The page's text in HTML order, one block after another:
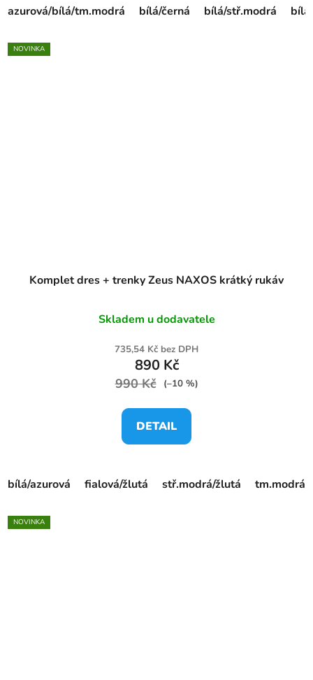
azurová/bílá/tm.modrá bílá/černá bílá/stř.modrá
NOVINKA
Komplet dres + trenky Zeus NAXOS krátký rukáv
Skladem u dodavatele
735,54 Kč bez DPH
890 Kč
990 Kč (–10 %)
DETAIL
bílá/azurová fialová/žlutá stř.modrá/žlutá tm.modrá/
NOVINKA